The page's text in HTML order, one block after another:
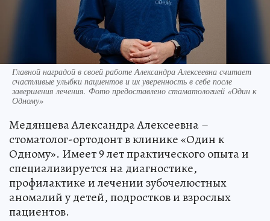
Главной наградой в своей работе Александра Алексеевна считает
счастливые улыбки пациентов и их уверенность в себе после
завершения лечения. Фото предоставлено стаматологией «Один к
Одному»
Медянцева Александра Алексеевна –
стоматолог-ортодонт в клинике «Один к
Одному». Имеет 9 лет практического опыта и
специализируется на диагностике,
профилактике и лечении зубочелюстных
аномалий у детей, подростков и взрослых
пациентов.